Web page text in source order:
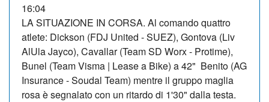
16:04
LA SITUAZIONE IN CORSA. Al comando quattro
atlete: Dickson (FDJ United - SUEZ), Gontova (Liv
AlUla Jayco), Cavallar (Team SD Worx - Protime),
Bunel (Team Visma | Lease a Bike) a 42" Benito (AG
Insurance - Soudal Team) mentre il gruppo maglia
rosa è segnalato con un ritardo di 1'30" dalla testa.